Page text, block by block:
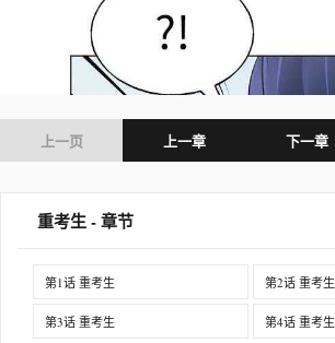
上一页 上一章 下一章
重考生 - 章节
第1话 重考生 第2话 重考生
第3话 重考生 第4话 重考生